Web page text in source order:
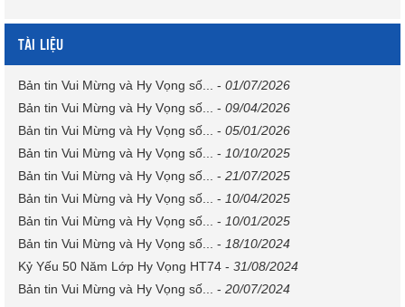
TÀI LIỆU
Bản tin Vui Mừng và Hy Vọng số... - 01/07/2026
Bản tin Vui Mừng và Hy Vọng số...
- 09/04/2026
Bản tin Vui Mừng và Hy Vọng số...
- 05/01/2026
Bản tin Vui Mừng và Hy Vọng số...
- 10/10/2025
Bản tin Vui Mừng và Hy Vọng số...
- 21/07/2025
Bản tin Vui Mừng và Hy Vọng số...
- 10/04/2025
Bản tin Vui Mừng và Hy Vọng số...
- 10/01/2025
Bản tin Vui Mừng và Hy Vọng số...
- 18/10/2024
Kỷ Yếu 50 Năm Lớp Hy Vọng HT74 - 31/08/2024
Bản tin Vui Mừng và Hy Vọng số...
- 20/07/2024